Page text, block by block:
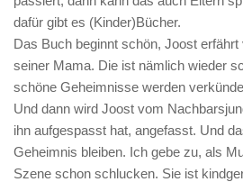
dafür gibt es (Kinder)Bücher.
Das Buch beginnt schön, Joost
seiner Mama. Die ist nämlich wieder
schöne Geheimnisse werden
Und dann wird Joost vom
ihn aufgespasst hat, angefasst. Und
Geheimnis bleiben. Ich gebe zu, als
Szene schon schlucken. Sie ist